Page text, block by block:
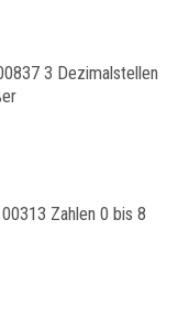
3 Dezimalstellen
Zahlen 0 bis 8